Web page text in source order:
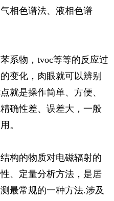
相色谱法、液相色谱
系物，tvoc等等的反应过
变化，肉眼就可以辨别
就是操作简单、方便、
确性差、误差大，一般
。
构的物质对电磁辐射的
、定量分析方法，是居
最常规的一种方法.涉及